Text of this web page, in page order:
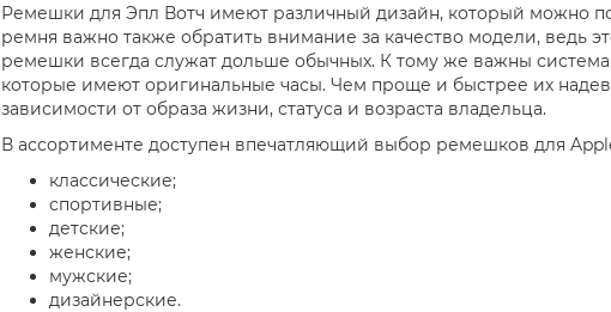
Ремешки для Эпл Вотч имеют различный дизайн, который можно
ремня важно также обратить внимание за качество модели, ведь
ремешки всегда служат дольше обычных. К тому же важны
которые имеют оригинальные часы. Чем проще и быстрее их
зависимости от образа жизни, статуса и возраста владельца.
В ассортименте доступен впечатляющий выбор ремешков для
классические;
спортивные;
детские;
женские;
мужские;
дизайнерские.